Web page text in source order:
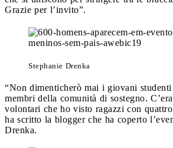
Grazie per l’invito”.
Stephanie Drenka
“Non dimenticherò mai i giovani
membri della comunità di sostegno.
volontari che ho visto ragazzi con
ha scritto la blogger che ha coperto
Drenka.